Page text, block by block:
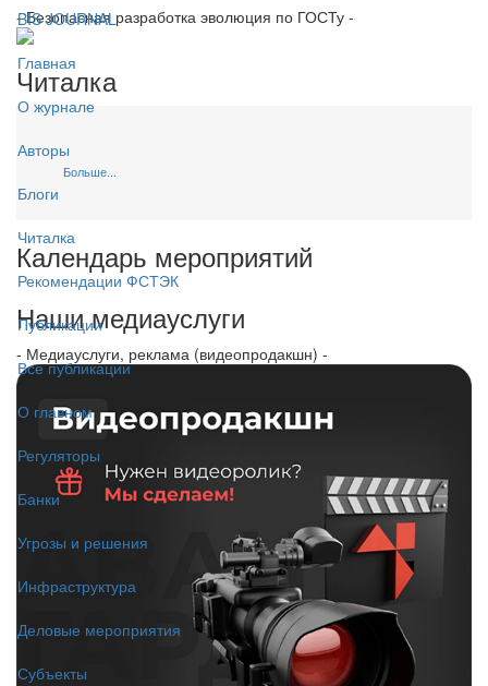
BIS JOURNAL
Главная
О журнале
Авторы
Блоги
Читалка
Рекомендации ФСТЭК
Публикации
Все публикации
О главном
Регуляторы
Банки
Угрозы и решения
Инфраструктура
Деловые мероприятия
Субъекты
- Безопасная разработка эволюция по ГОСТу -
Читалка
Больше...
Календарь мероприятий
Наши медиауслуги
- Медиауслуги, реклама (видеопродакшн) -